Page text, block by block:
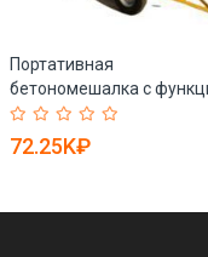
Портативная
бетономешалка с
самозагрузки для
строительных работ
72.25K₽